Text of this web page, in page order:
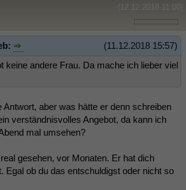
(12.12.2018 11:00)
(11.12.2018 15:57)
keine andere Frau. Da mache ich lieber viel
Antwort, aber was hätte er denn schreiben
verständnisvolles Angebot, da kann ich
mal umsehen?
gesehen, vor Monaten. Er hat dich
Egal ob du das entschuldigst oder nicht so